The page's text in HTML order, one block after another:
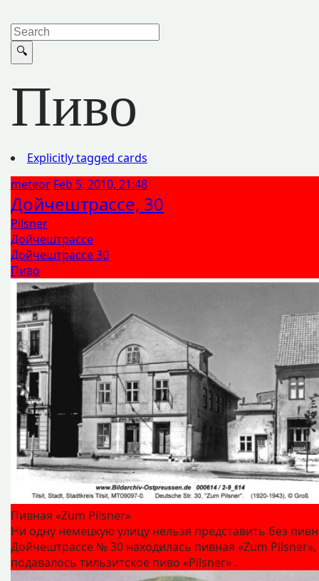
Пиво
Explicitly tagged cards
meteor Feb 5, 2010, 21:48
Дойчештрассе, 30
Pilsner
Дойчештрассе
Дойчештрассе 30
Пиво
Пивная «Zum Pilsner»
Ни одну немецкую улицу нельзя представить без
Дойчештрассе № 30 находилась пивная «Zum
подавалось тильзитское пиво «Pilsner» .